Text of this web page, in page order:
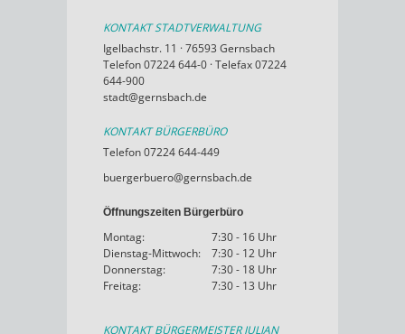
KONTAKT STADTVERWALTUNG
Igelbachstr. 11 · 76593 Gernsbach
Telefon 07224 644-0 · Telefax 07224
644-900
stadt@gernsbach.de
KONTAKT BÜRGERBÜRO
Telefon 07224 644-449
buergerbuero@gernsbach.de
Öffnungszeiten Bürgerbüro
Montag:
7:30 - 16 Uhr
Dienstag-Mittwoch:
7:30 - 12 Uhr
Donnerstag:
7:30 - 18 Uhr
Freitag:
7:30 - 13 Uhr
KONTAKT BÜRGERMEISTER JULIAN